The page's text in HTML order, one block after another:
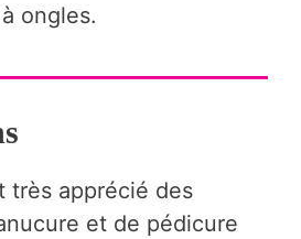
ongles.
très apprécié des
et de pédicure